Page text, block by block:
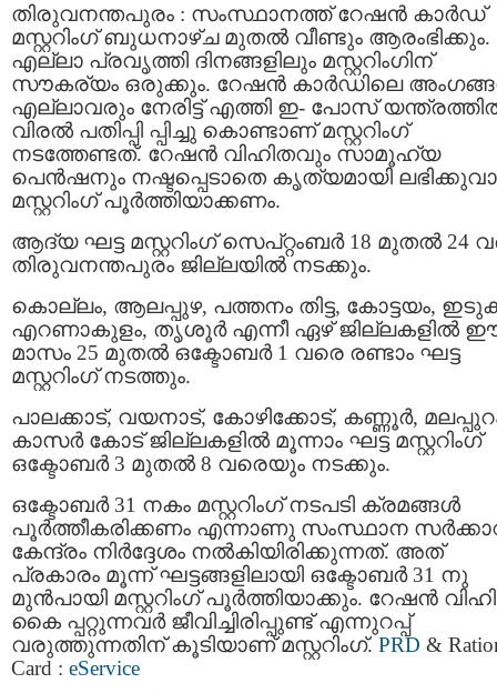
തിരുവനന്തപുരം : സംസ്ഥാനത്ത് റേഷന്‍ കാര്‍ഡ്
മസ്റ്ററിംഗ് ബുധനാഴ്ച മുതൽ വീണ്ടും ആരംഭിക്കും.
എല്ലാ പ്രവൃത്തി ദിനങ്ങളിലും മസ്റ്ററിംഗിന്
സൗകര്യം ഒരുക്കും. റേഷൻ കാര്‍ഡിലെ
എല്ലാവരും നേരിട്ട് എത്തി ഇ- പോസ്
വിരല്‍ പതിപ്പി പ്പിച്ചു കൊണ്ടാണ് മസ്റ്ററിംഗ്
നടത്തേണ്ടത്. റേഷൻ വിഹിതവും സാമൂഹ്യ
പെൻഷനും നഷ്ടപ്പെടാതെ കൃത്യമായി
മസ്റ്ററിംഗ്‌ പൂർത്തിയാക്കണം.
ആദ്യ ഘട്ട മസ്റ്ററിംഗ് സെപ്റ്റംബർ 18 മുതൽ 24
തിരുവനന്തപുരം ജില്ലയിൽ നടക്കും.
കൊല്ലം, ആലപ്പുഴ, പത്തനം തിട്ട, കോട്ടയം,
എറണാകുളം, തൃശൂര്‍ എന്നീ ഏഴ് ജില്ലകളില്‍
മാസം 25 മുതല്‍ ഒക്ടോബര്‍ 1 വരെ രണ്ടാം ഘട്ട
മസ്റ്ററിംഗ്‌ നടത്തും.
പാലക്കാട്, വയനാട്, കോഴിക്കോട്, കണ്ണൂര്‍,
കാസര്‍ കോട് ജില്ലകളില്‍ മൂന്നാം ഘട്ട മസ്റ്ററിംഗ്‌
ഒക്ടോബര്‍ 3 മുതല്‍ 8 വരെയും നടക്കും.
ഒക്ടോബര്‍ 31 നകം മസ്റ്ററിംഗ് നടപടി ക്രമങ്ങൾ
പൂർത്തീകരിക്കണം എന്നാണു സംസ്ഥാന
കേന്ദ്രം നിര്‍ദ്ദേശം നല്‍കിയിരിക്കുന്നത്. അത്
പ്രകാരം മൂന്ന് ഘട്ടങ്ങളിലായി ഒക്ടോബര്‍ 31 നു
മുൻപായി മസ്റ്ററിംഗ് പൂര്‍ത്തിയാക്കും. റേഷന്‍
കൈ പ്പറ്റുന്നവര്‍ ജീവിച്ചിരിപ്പുണ്ട് എന്നുറപ്പ്
വരുത്തുന്നതിന് കൂടിയാണ് മസ്റ്ററിംഗ്‌. PRD &
Card : eService